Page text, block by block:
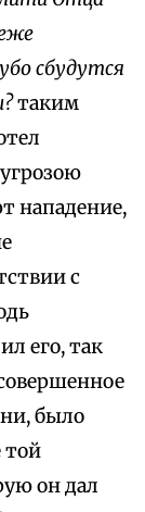
сбудутся
таким
нападение,
с
его, так
было
той
он дал